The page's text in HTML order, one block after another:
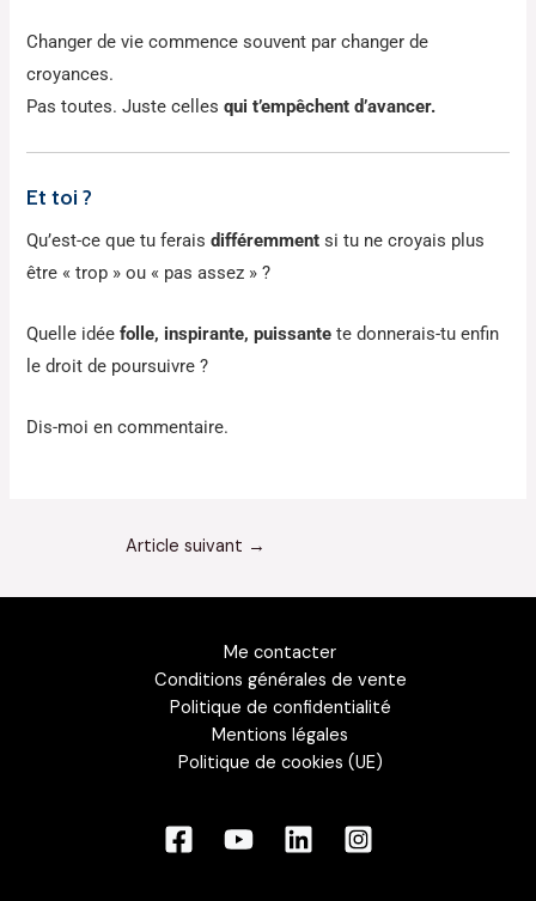
Changer de vie commence souvent par changer de
croyances.
Pas toutes. Juste cellesqui t’empêchent d’avancer.
Et toi ?
Qu’est-ce que tu feraisdifféremment si tu ne croyais plus
être « trop » ou « pas assez » ?
Quelle idéefolle, inspirante, puissante te donnerais-tu enfin
le droit de poursuivre ?
Dis-moi en commentaire.
Article suivant →
Me contacter
Conditions générales de vente
Politique de confidentialité
Mentions légales
Politique de cookies (UE)